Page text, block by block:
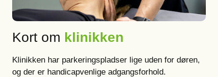
Kort om klinikken
Klinikken har parkeringspladser lige uden for døren,
og der er handicapvenlige adgangsforhold.